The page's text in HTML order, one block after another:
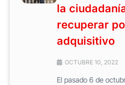
la
recuperar
adquisitivo
OCTUBRE 10, 2022
El pasado 6 de